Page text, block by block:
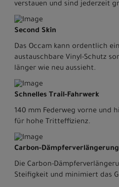
verstauen und sind jederzeit
Second Skin
Das Occam kann ordentlich
austauschbare Vinyl-Schutz
länger wie neu aussieht.
Schnelles Trail-Fahrwerk
140 mm Federweg vorne und
für hohe Tritteffizienz.
Carbon-Dämpferverlängerung
Die Carbon-
Steifigkeit und minimiert das